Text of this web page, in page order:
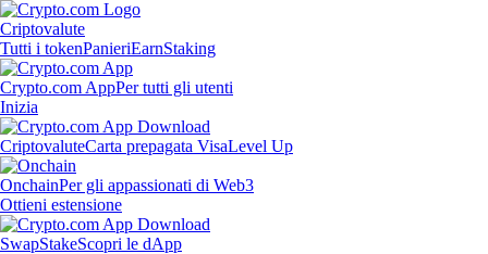
Criptovalute
Tutti i tokenPanieriEarnStaking
Crypto.com AppPer tutti gli utenti
Inizia
CriptovaluteCarta prepagata VisaLevel Up
OnchainPer gli appassionati di Web3
Ottieni estensione
SwapStakeScopri le dApp